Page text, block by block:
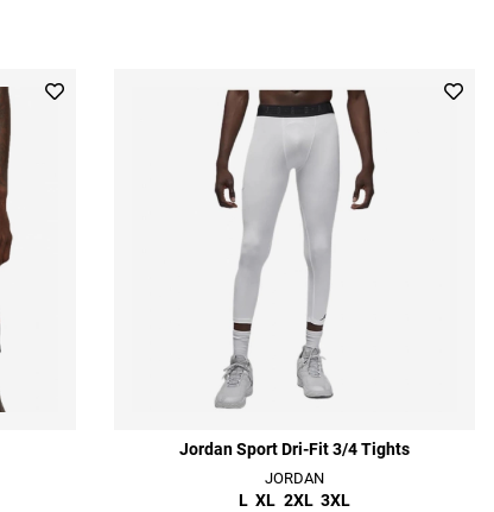
Jordan Sport Dri-Fit 3/4 Tights
JORDAN
L XL 2XL 3XL